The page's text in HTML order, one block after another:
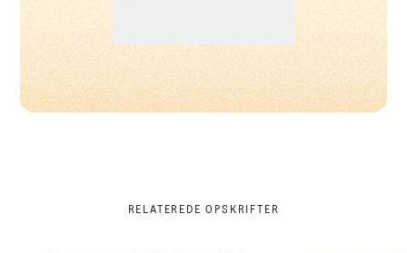
RELATEREDE OPSKRIFTER